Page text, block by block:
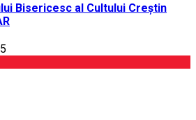
Bisericesc al Cultului Creștin